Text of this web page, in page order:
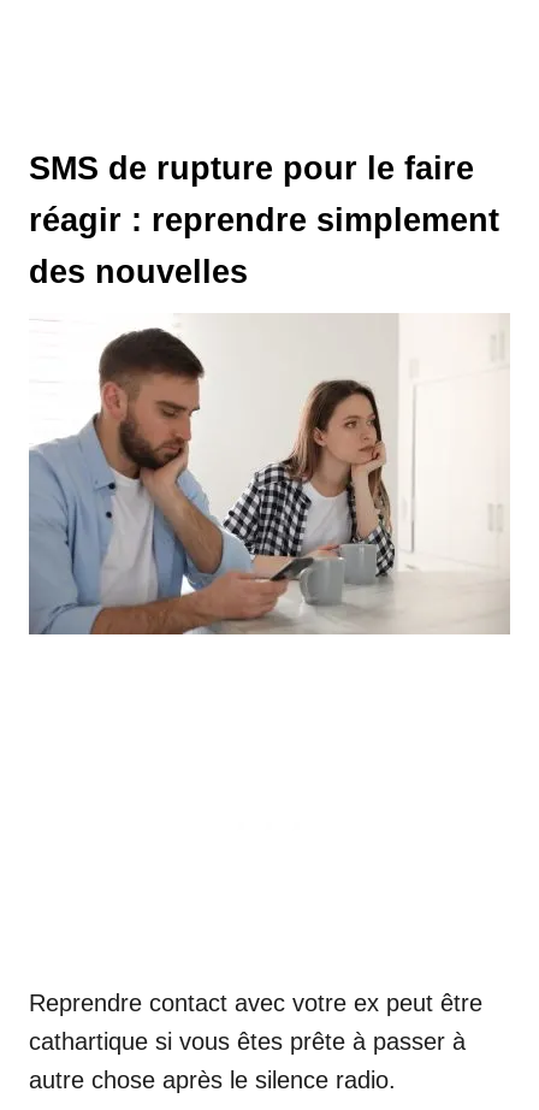
SMS de rupture pour le faire
réagir : reprendre simplement
des nouvelles
Reprendre contact avec votre ex peut être
cathartique si vous êtes prête à passer à
autre chose après le silence radio.